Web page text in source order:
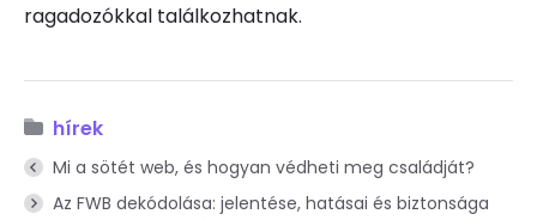
ragadozókkal találkozhatnak.
hírek
Mi a sötét web, és hogyan védheti meg családját?
Az FWB dekódolása: jelentése, hatásai és biztonsága